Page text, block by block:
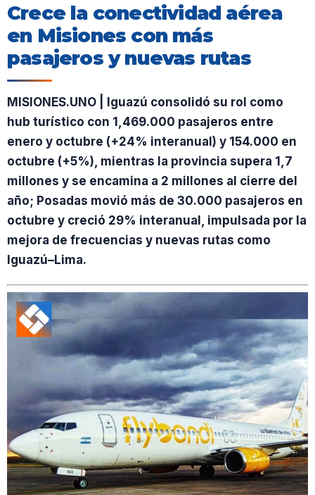
Crece la conectividad aérea
en Misiones con más
pasajeros y nuevas rutas
MISIONES.UNO | Iguazú consolidó su rol como
hub turístico con 1,469.000 pasajeros entre
enero y octubre (+24% interanual) y 154.000 en
octubre (+5%), mientras la provincia supera 1,7
millones y se encamina a 2 millones al cierre del
año; Posadas movió más de 30.000 pasajeros en
octubre y creció 29% interanual, impulsada por la
mejora de frecuencias y nuevas rutas como
Iguazú–Lima.